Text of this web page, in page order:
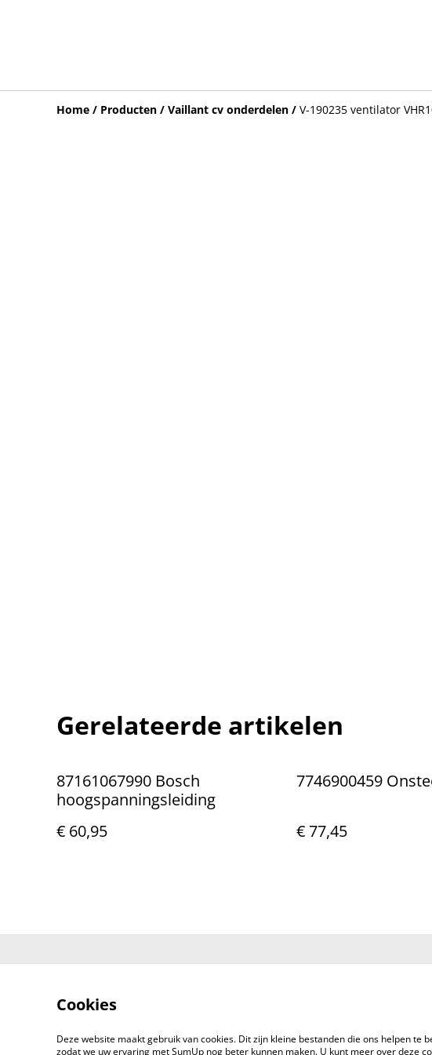
Home / Producten / Vaillant cv onderdelen / V-190235 ventilator
Gerelateerde artikelen
87161067990 Bosch
hoogspanningsleiding
€ 60,95
7746900459
€ 77,45
Cookies
Deze website maakt gebruik van cookies. Dit zijn kleine bestanden die ons helpen te
zodat we uw ervaring met SumUp nog beter kunnen maken. U kunt meer over deze